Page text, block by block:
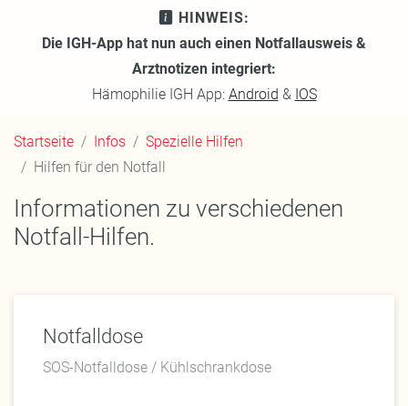
HINWEIS:
Die IGH-App hat nun auch einen Notfallausweis &
Arztnotizen integriert:
Hämophilie IGH App: Android & IOS
Startseite Infos
Spezielle Hilfen
Hilfen für den Notfall
Informationen zu verschiedenen
Notfall-Hilfen.
Notfalldose
SOS-Notfalldose / Kühlschrankdose